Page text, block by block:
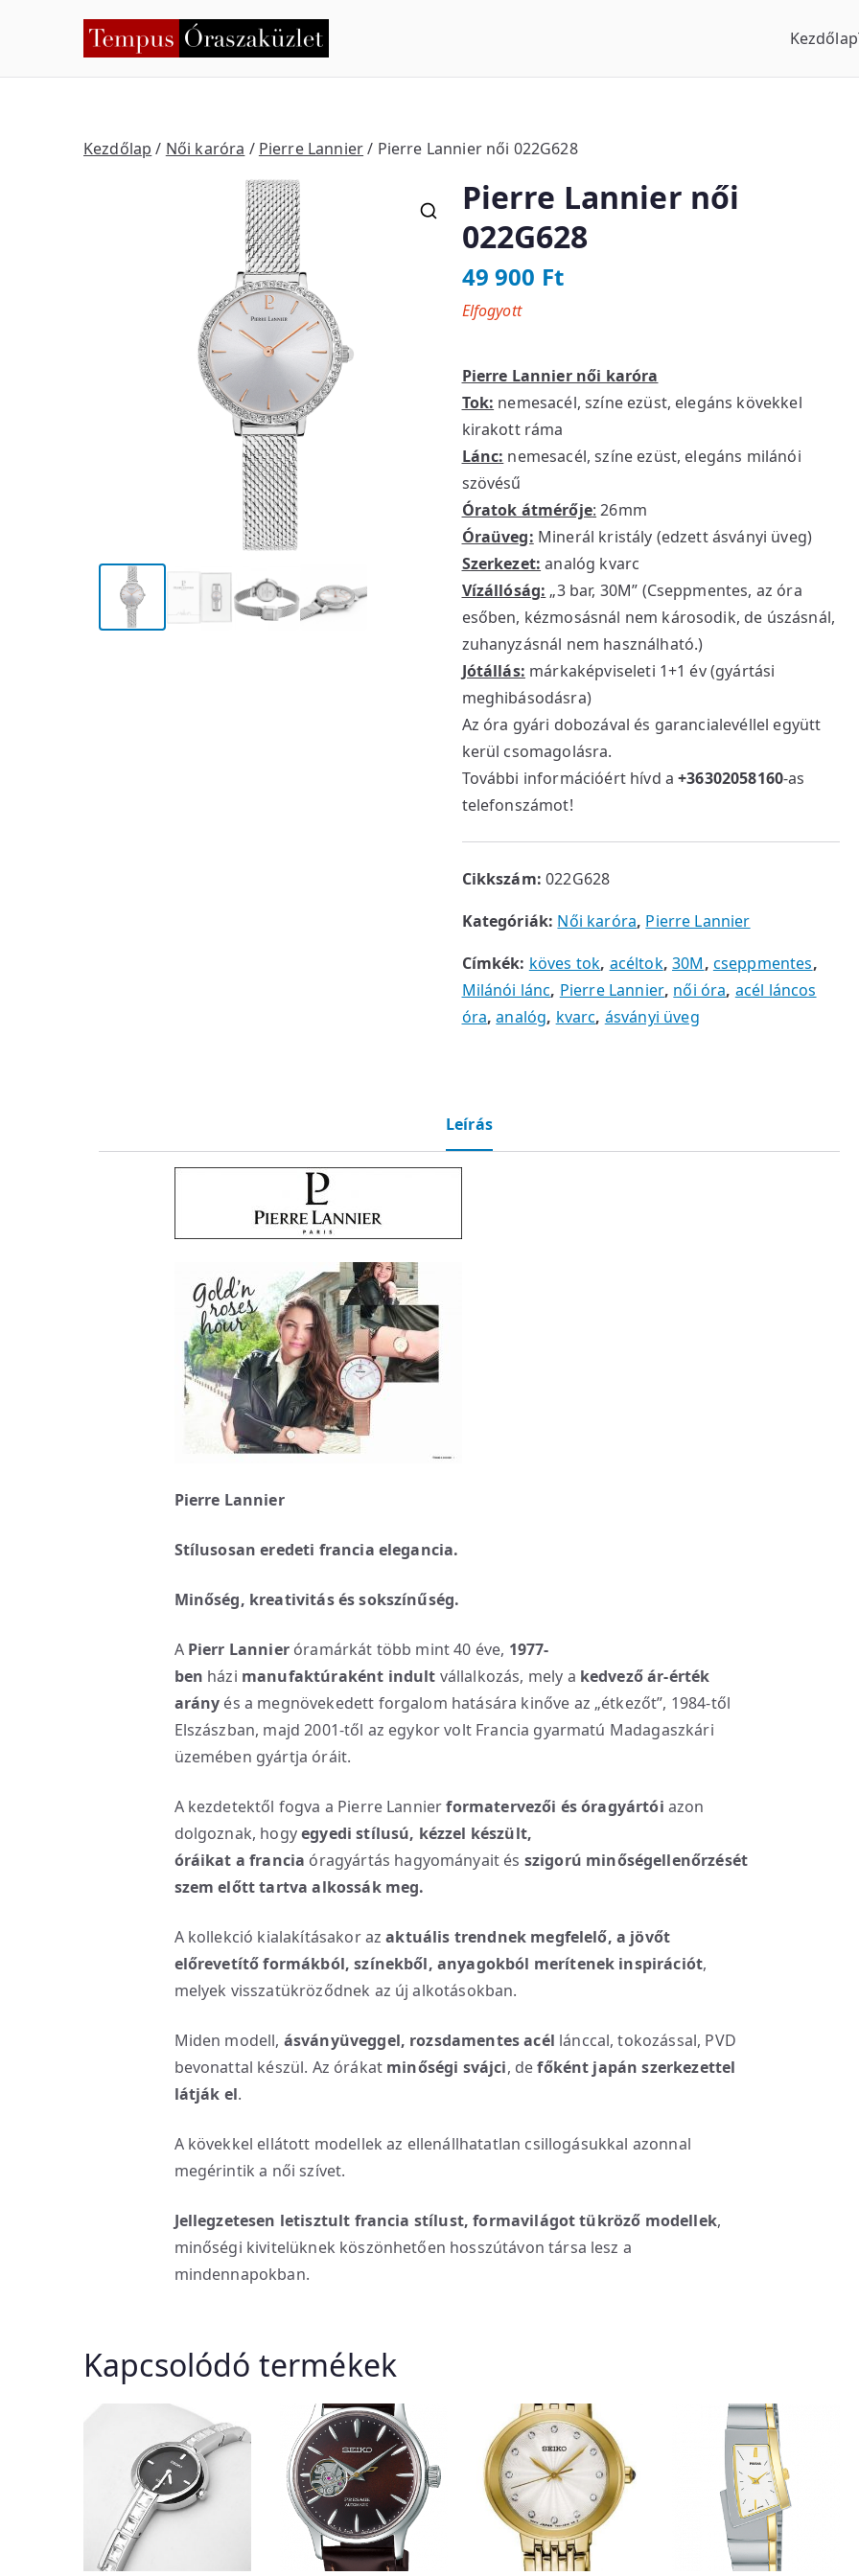
Tempus Óraszaküzlet Kezdőlap
Kezdőlap / Női karóra / Pierre Lannier/ Pierre Lannier női 022G628
Pierre Lannier női
022G628
49 900 Ft
Pierre Lannier női karóra
Tok: nemesacél, színe ezüst, elegáns kövekkel
kirakott ráma
Lánc: nemesacél, színe ezüst, elegáns milánói
szövésű
Óratok átmérője: 26mm
Óraüveg: Minerál kristály (edzett ásványi üveg)
Szerkezet: analóg kvarc
Vízállóság: „3 bar, 30M” (Cseppmentes, az óra
esőben, kézmosásnál nem károsodik, de úszásnál,
zuhanyzásnál nem használható.)
Jótállás: márkaképviseleti 1+1 év (gyártási
meghibásodásra)
Az óra gyári dobozával és garancialevéllel együtt
kerül csomagolásra.
További információért hívd a+36302058160-as
telefonszámot!
Elfogyott
Cikkszám:022G628
Kategóriák: Női karóra, Pierre Lannier
Címkék: köves tok, acéltok,30M, cseppmentes,
Milánói lánc, Pierre Lannier, női óra, acél láncos
óra,analóg, kvarc, ásványi üveg
Leírás
Pierre Lannier
Stílusosan eredeti francia elegancia.
Minőség, kreativitás és sokszínűség.
A Pierr Lannieróramárkát több mint 40 éve, 1977-
ben házi manufaktúraként indult vállalkozás, mely a kedvező ár-érték
arány és a megnövekedett forgalom hatására kinőve az „étkezőt”, 1984-től
Elszászban, majd 2001-től az egykor volt Francia gyarmatú Madagaszkári
üzemében gyártja óráit.
A kezdetektől fogva a Pierre Lannierformatervezői és óragyártói azon
dolgoznak, hogyegyedi stílusú, kézzel készült,
óráikat a francia óragyártás hagyományait és szigorú minőségellenőrzését
szem előtt tartva alkossák meg.
A kollekció kialakításakor azaktuális trendnek megfelelő, a jövőt
előrevetítő formákból, színekből, anyagokból merítenek inspirációt,
melyek visszatükröződnek az új alkotásokban.
Miden modell, ásványüveggel, rozsdamentes acél lánccal, tokozással, PVD
bevonattal készül. Az órákat minőségi svájci, defőként japán szerkezettel
látják el.
A kövekkel ellátott modellek az ellenállhatatlan csillogásukkal azonnal
megérintik a női szívet.
Jellegzetesen letisztult francia stílust, formavilágot tükröző modellek,
minőségi kivitelüknek köszönhetően hosszútávon társa lesz a
mindennapokban.
Kapcsolódó termékek